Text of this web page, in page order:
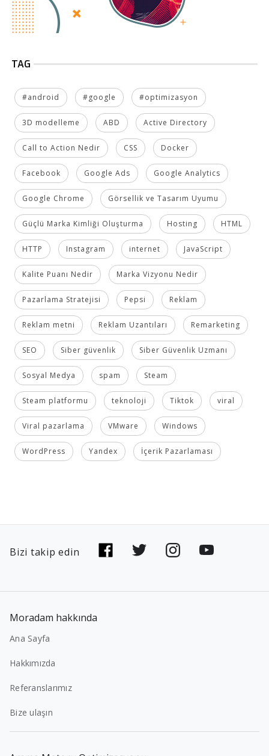
TAG
#android #google #optimizasyon
3D modelleme ABD Active Directory
Call to Action Nedir CSS Docker
Facebook Google Ads Google Analytics
Google Chrome Görsellik ve Tasarım Uyumu
Güçlü Marka Kimliği Oluşturma Hosting HTML
HTTP Instagram internet JavaScript
Kalite Puanı Nedir Marka Vizyonu Nedir
Pazarlama Stratejisi Pepsi Reklam
Reklam metni Reklam Uzantıları Remarketing
SEO Siber güvenlik Siber Güvenlik Uzmanı
Sosyal Medya spam Steam
Steam platformu teknoloji Tiktok viral
Viral pazarlama VMware Windows
WordPress Yandex İçerik Pazarlaması
Bizi takip edin
Moradam hakkında
Ana Sayfa
Hakkımızda
Referanslarımız
Bize ulaşın